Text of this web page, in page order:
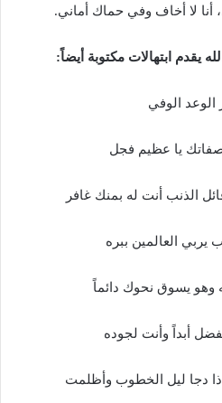
أنا لا أخاف وفي حماك أماني.
يقدم ابتهالات مكتوبة أيضاً:
الوعد الوفي
يا عظيم فجل
الذنب أنت له بمنك غافر
يربي العالمين ببر ه
وهو يسوق نحوك دائماً
أبداً وأنت لجوده
دجا ليل الخطوب وأظلمت